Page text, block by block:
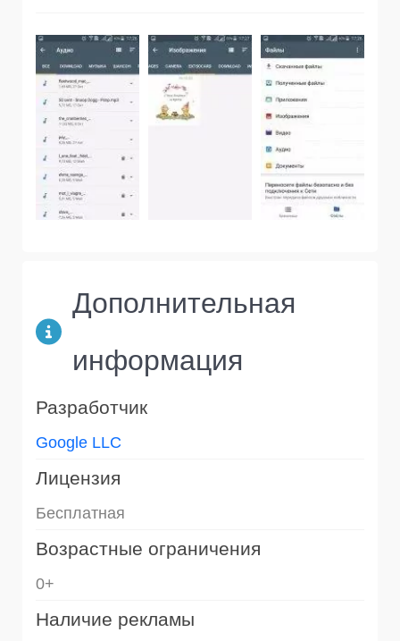
Дополнительная
информация
Разработчик
Google LLC
Лицензия
Бесплатная
Возрастные ограничения
0+
Наличие рекламы